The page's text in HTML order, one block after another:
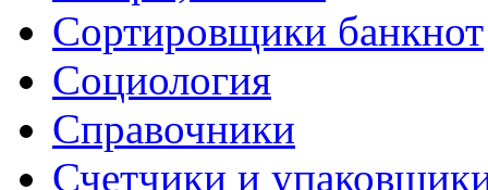
Сортировщики банкнот
Социология
Справочники
Счетчики и